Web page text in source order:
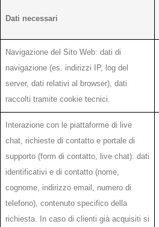
Dati necessari
Navigazione del Sito Web: dati di
navigazione (es. indirizzi IP, log del
server, dati relativi al browser), dati
raccolti tramite cookie tecnici.
Interazione con le piattaforme di live
chat, richieste di contatto e portale di
supporto (form di contatto, live chat): dati
identificativi e di contatto (nome,
cognome, indirizzo email, numero di
telefono), contenuto specifico della
richiesta. In caso di clienti già acquisiti si